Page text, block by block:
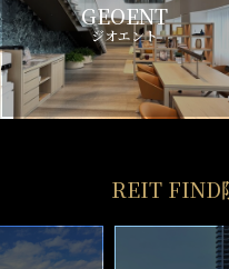
GEOENT
ジオエント
REIT FIND